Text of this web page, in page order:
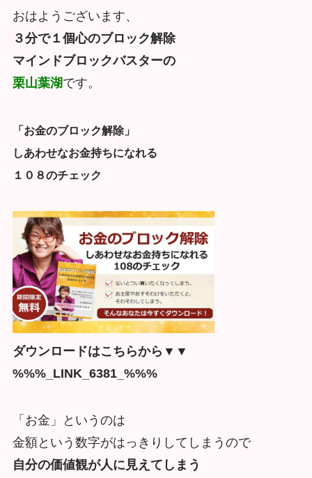
おはようございます、
３分で１個心のブロック解除
マインドブロックバスターの
栗山葉湖です。
「お金のブロック解除」
しあわせなお金持ちになれる
１０８のチェック
ダウンロードはこちらから▼▼
%%%_LINK_6381_%%%
「お金」というのは
金額という数字がはっきりしてしまうので
自分の価値観が人に見えてしまう